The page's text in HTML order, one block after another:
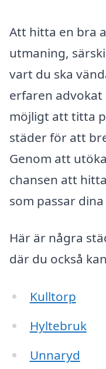
Att hitta en bra
utmaning,
vart du ska
erfaren advokat
möjligt att titta
städer för att
Genom att
chansen att
som passar
Här är några
där du också
Kulltorp
Hyltebruk
Unnaryd